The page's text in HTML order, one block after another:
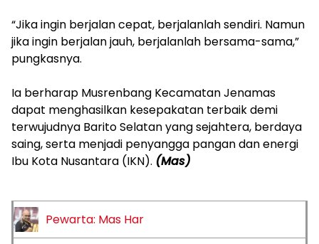
‎“Jika ingin berjalan cepat, berjalanlah sendiri. Namun
jika ingin berjalan jauh, berjalanlah bersama-sama,”
pungkasnya.
‎Ia berharap Musrenbang Kecamatan Jenamas
dapat menghasilkan kesepakatan terbaik demi
terwujudnya Barito Selatan yang sejahtera, berdaya
saing, serta menjadi penyangga pangan dan energi
Ibu Kota Nusantara (IKN). (Mas)
Pewarta: Mas Har